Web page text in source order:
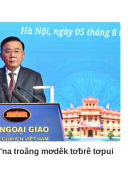
troăng mơdêk tơƀrê tơpui